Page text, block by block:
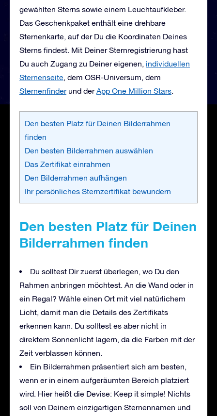
gewählten Sterns sowie einem Leuchtaufkleber.
Das Geschenkpaket enthält eine drehbare
Sternenkarte, auf der Du die Koordinaten Deines
Sterns findest. Mit Deiner Sternregistrierung hast
Du auch Zugang zu Deiner eigenen, individuellen
Sternenseite, dem OSR-Universum, dem
Sternenfinderund derApp One Million Stars.
Den besten Platz für Deinen Bilderrahmen
finden
Den besten Bilderrahmen auswählen
Das Zertifikat einrahmen
Den Bilderrahmen aufhängen
Ihr persönliches Sternzertifikat bewundern
Den besten Platz für Deinen
Bilderrahmen finden
Du solltest Dir zuerst überlegen, wo Du den
Rahmen anbringen möchtest. An die Wand oder in
ein Regal? Wähle einen Ort mit viel natürlichem
Licht, damit man die Details des Zertifikats
erkennen kann. Du solltest es aber nicht in
direktem Sonnenlicht lagern, da die Farben mit der
Zeit verblassen können.
Ein Bilderrahmen präsentiert sich am besten,
wenn er in einem aufgeräumten Bereich platziert
wird. Hier heißt die Devise: Keep it simple! Nichts
soll von Deinem einzigartigen Sternennamen und